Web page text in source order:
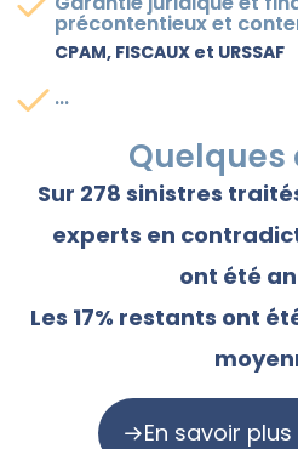
précontentieux et
CPAM, FISCAUX et URSSAF
...
Quelques
Sur 278 sinistres
experts en
ont été
Les 17% restants ont
En savoir